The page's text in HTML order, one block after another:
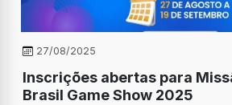
27/08/2025
Inscrições abertas para
Brasil Game Show 2025